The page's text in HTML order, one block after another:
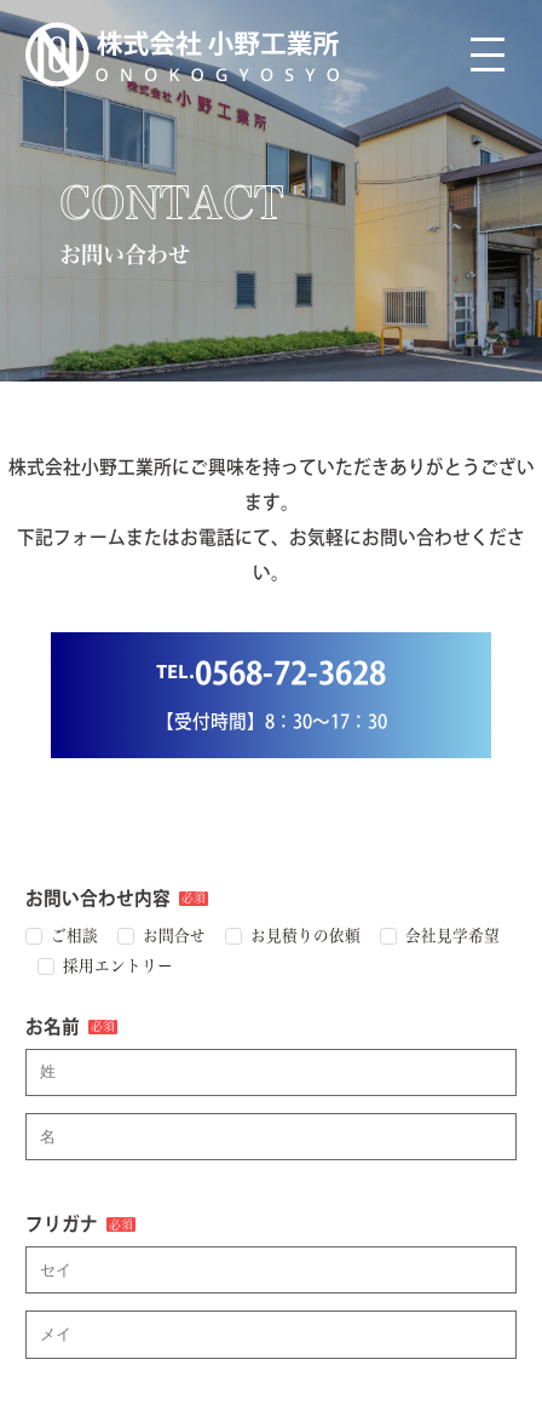
CONTACT
お問い合わせ
株式会社小野工業所にご興味を持っていただきありがとうござい
ます。
下記フォームまたはお電話にて、お気軽にお問い合わせくださ
い。
TEL.0568-72-3628
【受付時間】8：30〜17：30
お問い合わせ内容 必須
ご相談 お問合せ お見積りの依頼
会社見学希望
採用エントリー
お名前 必須
フリガナ 必須